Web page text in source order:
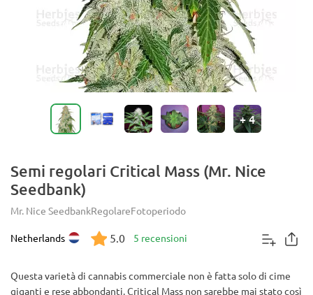
+4
Semi regolari Critical Mass (Mr. Nice
Seedbank)
Mr. Nice SeedbankRegolareFotoperiodo
Netherlands 5.0 5 recensioni
Questa varietà di cannabis commerciale non è fatta solo di cime
giganti e rese abbondanti. Critical Mass non sarebbe mai stato così